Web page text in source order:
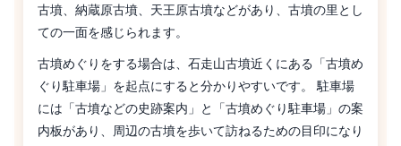
古墳、納蔵原古墳、天王原古墳などがあり、古墳の里とし
ての一面を感じられます。
古墳めぐりをする場合は、石走山古墳近くにある「古墳め
ぐり駐車場」を起点にすると分かりやすいです。 駐車場
には「古墳などの史跡案内」と「古墳めぐり駐車場」の案
内板があり、周辺の古墳を歩いて訪ねるための目印になり